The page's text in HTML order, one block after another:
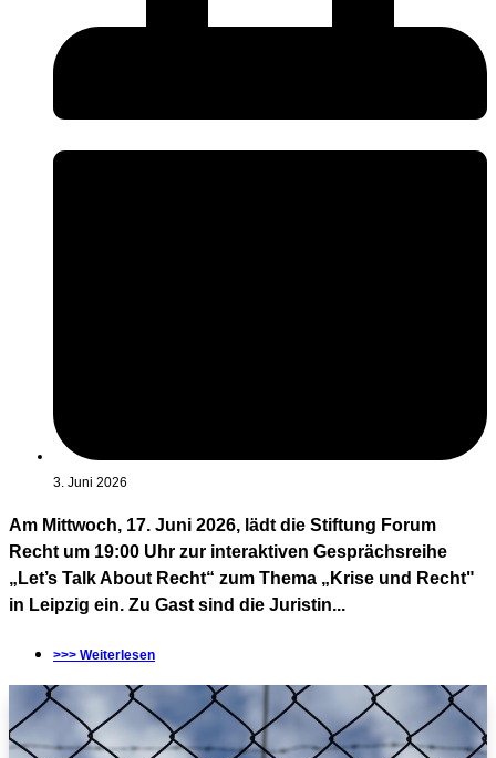
3. Juni 2026
Am Mittwoch, 17. Juni 2026, lädt die Stiftung Forum
Recht um 19:00 Uhr zur interaktiven Gesprächsreihe
„Let’s Talk About Recht“ zum Thema „Krise und Recht"
in Leipzig ein. Zu Gast sind die Juristin...
>>> Weiterlesen